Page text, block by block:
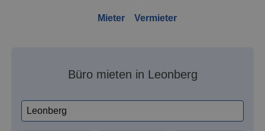
Mieter Vermieter
Büro mieten in Leonberg